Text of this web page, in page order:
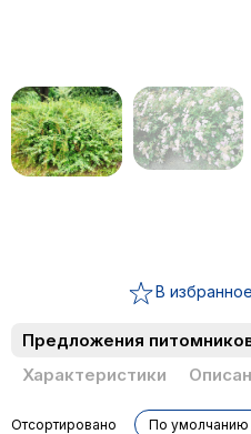
В избранное
Предложения
Характеристики
Отсортировано По умолчанию